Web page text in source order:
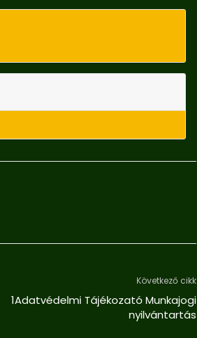
Következő cikk
1Adatvédelmi Tájékozató Munkajogi
nyilvántartás